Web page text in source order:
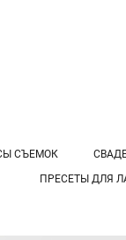
СЪЕМОК
ПРЕСЕТЫ ДЛЯ